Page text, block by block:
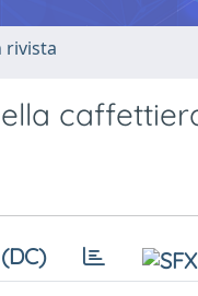
rivista